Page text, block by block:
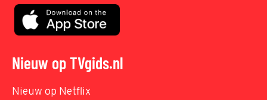
Nieuw op TVgids.nl
Nieuw op Netflix